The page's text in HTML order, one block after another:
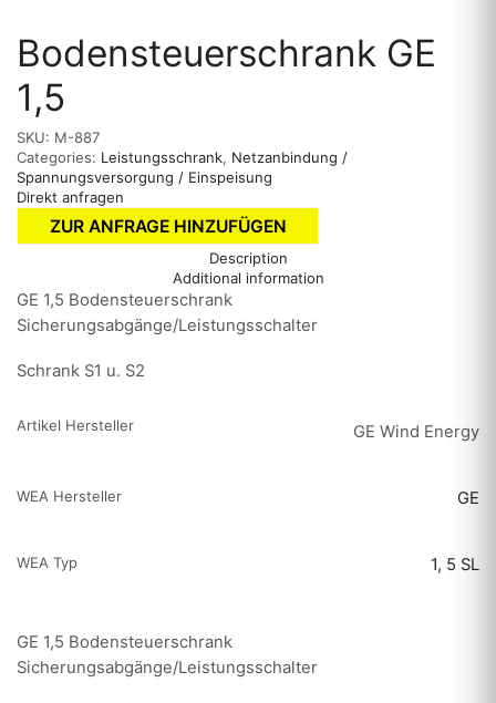
Bodensteuerschrank GE
1,5
SKU: M-887
Categories: Leistungsschrank, Netzanbindung /
Spannungsversorgung / Einspeisung
Direkt anfragen
ZUR ANFRAGE HINZUFÜGEN
Description
Additional information
GE 1,5 Bodensteuerschrank
Sicherungsabgänge/Leistungsschalter
Schrank S1 u. S2
Artikel Hersteller GE Wind Energy
WEA Hersteller GE
WEA Typ 1, 5 SL
GE 1,5 Bodensteuerschrank
Sicherungsabgänge/Leistungsschalter